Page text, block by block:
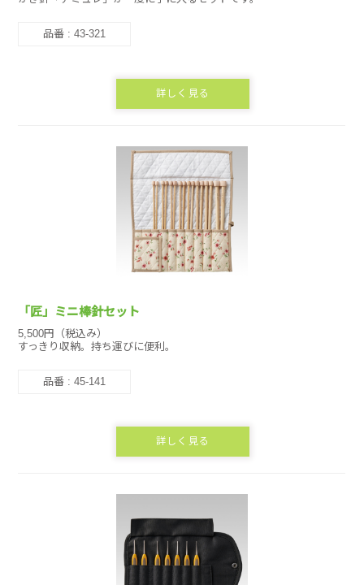
品番 : 43-321
詳しく見る
「匠」ミニ棒針セット
5,500円（税込み）
すっきり収納。持ち運びに便利。
品番 : 45-141
詳しく見る